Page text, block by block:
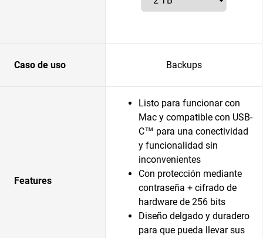
Caso de uso Backups
Features
Listo para funcionar con
Mac y compatible con USB-
C™ para una conectividad
y funcionalidad sin
inconvenientes
Con protección mediante
contraseña + cifrado de
hardware de 256 bits
Diseño delgado y duradero
para que pueda llevar sus